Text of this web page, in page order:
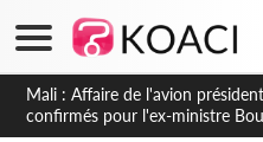
Nigeria : Le Togo et le
produits de la raffinerie